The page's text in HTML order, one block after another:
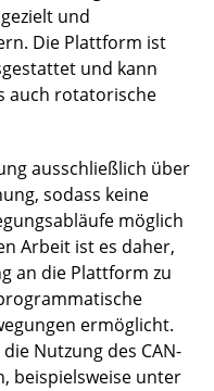
und
Die Plattform ist
und kann
auch rotatorische
ausschließlich über
sodass keine
möglich
Arbeit ist es daher,
an die Plattform zu
ermöglicht.
Nutzung des CAN-
beispielsweise unter